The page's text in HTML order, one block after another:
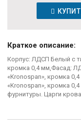
Краткое описание:
Корпус: ЛДСП Белый с
кромка 0,4 мм,Фасад:
«Kronospan», кромка
«Kronospan», кромка
фурнитуры. Царги